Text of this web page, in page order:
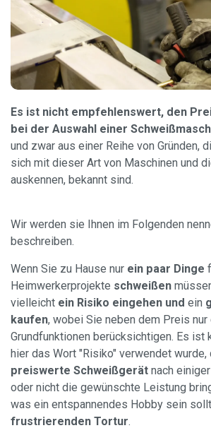
Es ist nicht empfehlenswert, den
bei der Auswahl einer
und zwar aus einer Reihe von Gründen,
sich mit dieser Art von Maschinen und
auskennen, bekannt sind.
Wir werden sie Ihnen im Folgenden
beschreiben.
Wenn Sie zu Hause nur ein paar Dinge
Heimwerkerprojekte schweißen
vielleicht ein Risiko eingehen und ein
kaufen, wobei Sie neben dem Preis nur
Grundfunktionen berücksichtigen. Es ist
hier das Wort "Risiko" verwendet wurde,
preiswerte Schweißgerät nach
oder nicht die gewünschte Leistung
was ein entspannendes Hobby sein
frustrierenden Tortur.